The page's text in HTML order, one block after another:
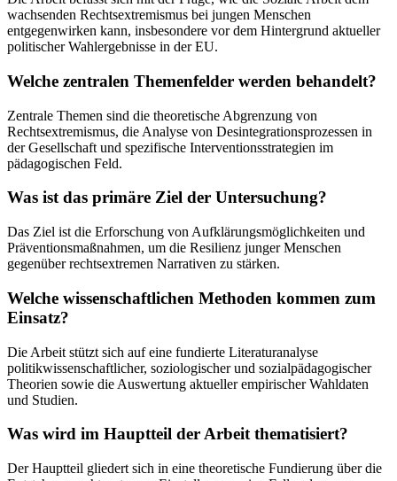
wachsenden Rechtsextremismus bei jungen Menschen
entgegenwirken kann, insbesondere vor dem Hintergrund aktueller
politischer Wahlergebnisse in der EU.
Welche zentralen Themenfelder werden behandelt?
Zentrale Themen sind die theoretische Abgrenzung von
Rechtsextremismus, die Analyse von Desintegrationsprozessen in
der Gesellschaft und spezifische Interventionsstrategien im
pädagogischen Feld.
Was ist das primäre Ziel der Untersuchung?
Das Ziel ist die Erforschung von Aufklärungsmöglichkeiten und
Präventionsmaßnahmen, um die Resilienz junger Menschen
gegenüber rechtsextremen Narrativen zu stärken.
Welche wissenschaftlichen Methoden kommen zum
Einsatz?
Die Arbeit stützt sich auf eine fundierte Literaturanalyse
politikwissenschaftlicher, soziologischer und sozialpädagogischer
Theorien sowie die Auswertung aktueller empirischer Wahldaten
und Studien.
Was wird im Hauptteil der Arbeit thematisiert?
Der Hauptteil gliedert sich in eine theoretische Fundierung über die